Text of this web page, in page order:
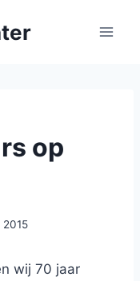
op
2015
wij 70 jaar